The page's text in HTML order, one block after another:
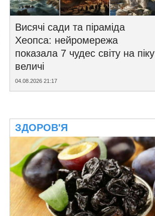
Висячі сади та піраміда
Хеопса: нейромережа
показала 7 чудес світу на піку
величі
04.08.2026 21:17
ЗДОРОВ'Я